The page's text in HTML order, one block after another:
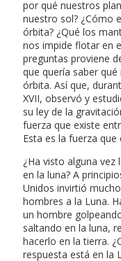
por qué nuestros
nuestro sol? ¿Cómo
órbita? ¿Qué los
nos impide flotar en
preguntas proviene
que quería saber
órbita. Así que,
XVII, observó y
su ley de la
fuerza que existe
Esta es la fuerza
¿Ha visto alguna
en la luna? A
Unidos invirtió
hombres a la Luna.
un hombre
saltando en la luna,
hacerlo en la tierra.
respuesta está en la